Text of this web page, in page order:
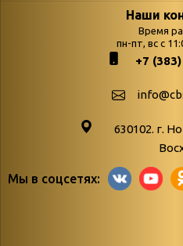
Страницы
podvedenie-itogov-festivalya-
paskhalnaya-palitra
Библионочь – как ярмарка
Наши
Время
пн-пт, вс с
+7
630102. г.
Мы в соцсетях: